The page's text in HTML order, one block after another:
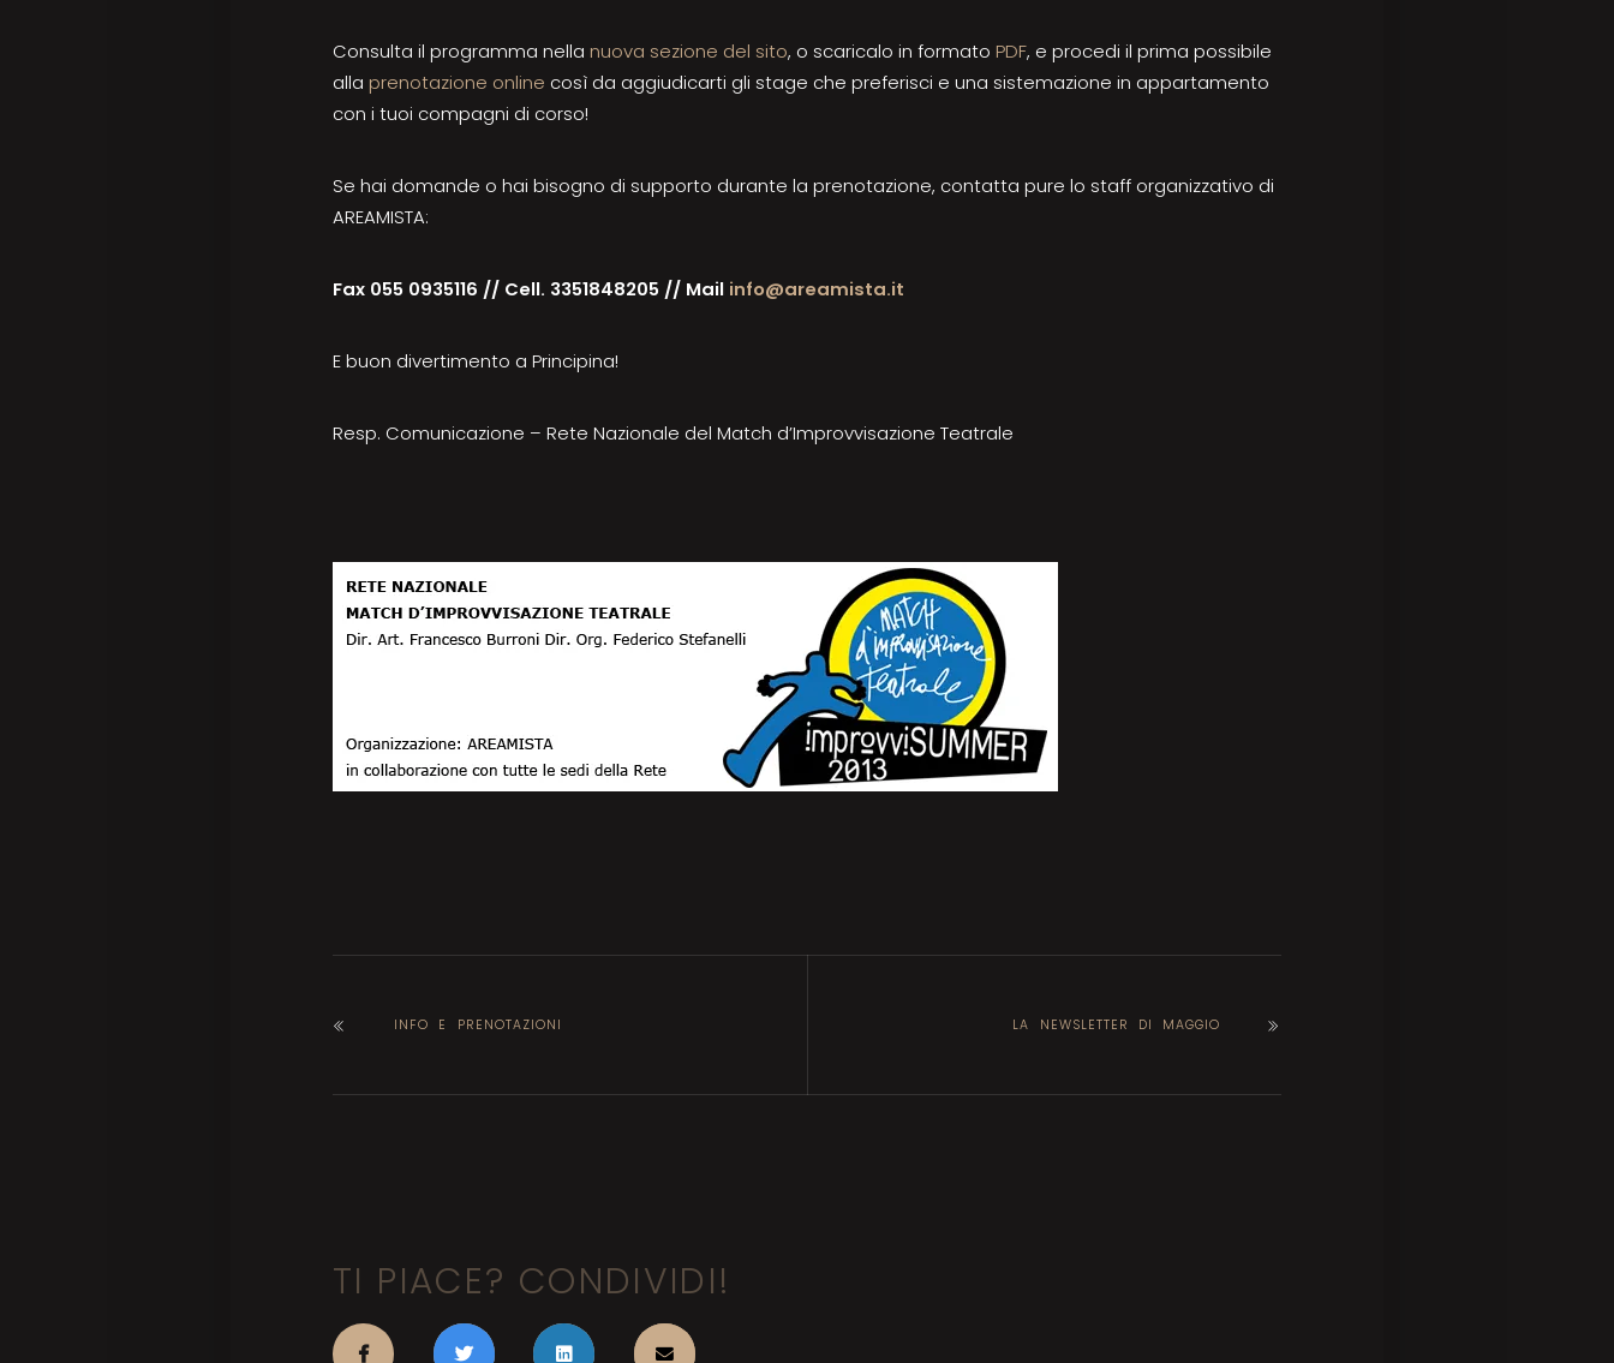
Consulta il programma nella nuova sezione del sito, o scaricalo in formato PDF, e procedi il prima possibile
alla prenotazione online così da aggiudicarti gli stage che preferisci e una sistemazione in appartamento
con i tuoi compagni di corso!
Se hai domande o hai bisogno di supporto durante la prenotazione, contatta pure lo staff organizzativo di
AREAMISTA:
Fax 055 0935116 // Cell. 3351848205 // Mail info@areamista.it
E buon divertimento a Principina!
Resp. Comunicazione – Rete Nazionale del Match d’Improvvisazione Teatrale
INFO E PRENOTAZIONI LA NEWSLETTER DI MAGGIO
TI PIACE? CONDIVIDI!